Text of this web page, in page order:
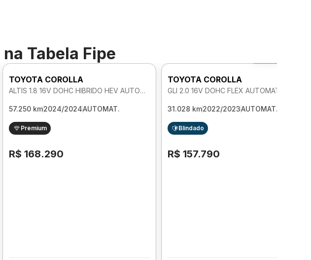
na Tabela Fipe
TOYOTA COROLLA
ALTIS 1.8 16V DOHC HIBRIDO HEV AUTOMATICO
57.250 km2024/2024AUTOMAT.
Premium
R$ 168.290
TOYOTA COROLLA
GLI 2.0 16V DOHC FLEX AUTOMATICO
31.028 km2022/2023AUTOMAT.
Blindado
R$ 157.790